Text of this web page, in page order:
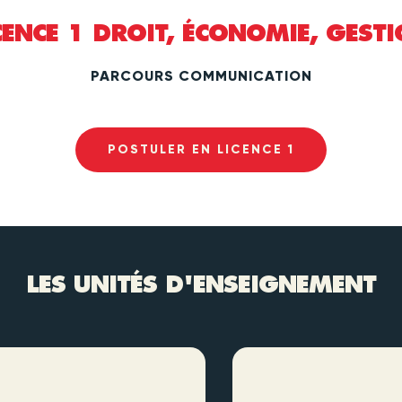
1 DROIT, ÉCONOMIE,
PARCOURS COMMUNICATION
POSTULER EN LICENCE 1
LES UNITÉS D'ENSEIGNEMENT